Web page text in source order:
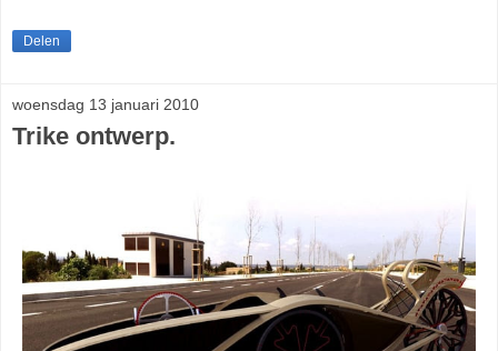
Delen
woensdag 13 januari 2010
Trike ontwerp.